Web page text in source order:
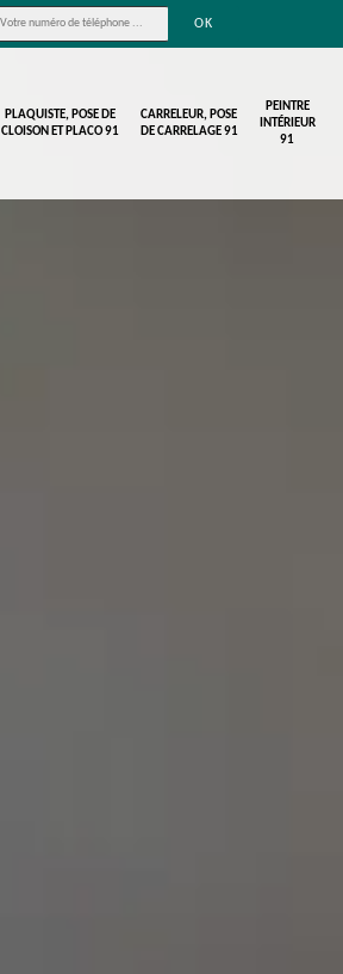
PLAQUISTE, POSE DE
CLOISON ET PLACO 91
CARRELEUR, POSE
DE CARRELAGE 91
PEINTRE
INTÉRIEUR
91